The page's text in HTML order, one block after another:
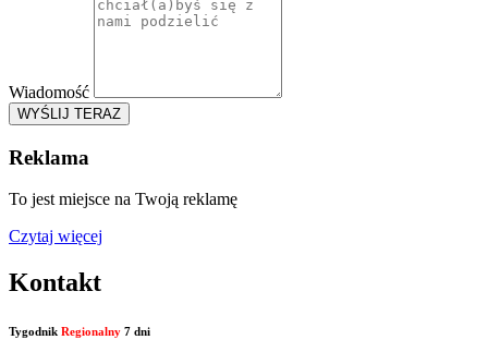
Wiadomość
WYŚLIJ TERAZ
Reklama
To jest miejsce na Twoją reklamę
Czytaj więcej
Kontakt
Tygodnik Regionalny 7 dni